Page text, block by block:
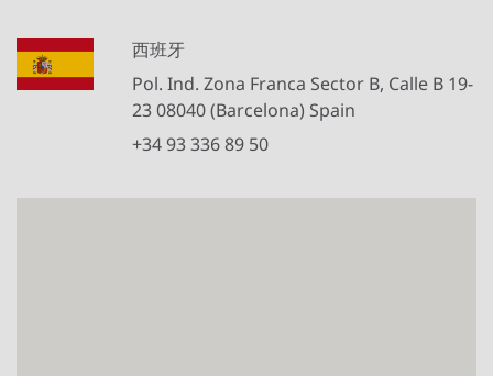
西班牙
Pol. Ind. Zona Franca Sector B, Calle B 19-
23 08040 (Barcelona) Spain
+34 93 336 89 50